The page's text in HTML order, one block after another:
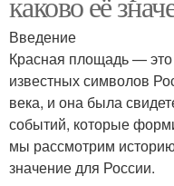
Введение
Красная площадь —
известных символов
века, и она была
событий, которые
мы рассмотрим
значение для России.